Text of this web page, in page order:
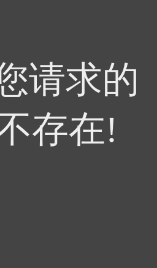
请求的
存在!